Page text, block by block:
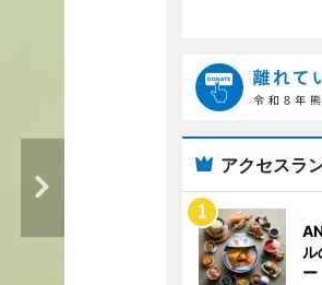
アクセスラ
ル